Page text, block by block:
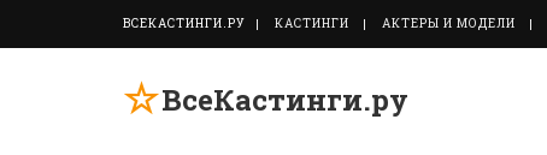
ВСЕКАСТИНГИ.РУ КАСТИНГИ АКТЕРЫ И МОДЕЛИ
☆ВсеКастинги.ру